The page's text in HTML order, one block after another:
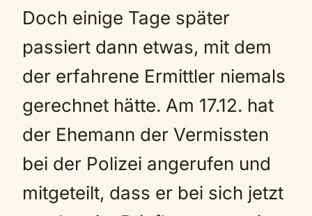
Doch einige Tage später
passiert dann etwas, mit dem
der erfahrene Ermittler niemals
gerechnet hätte. Am 17.12. hat
der Ehemann der Vermissten
bei der Polizei angerufen und
mitgeteilt, dass er bei sich jetzt